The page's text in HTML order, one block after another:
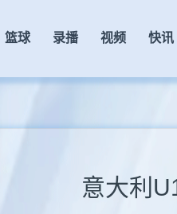
篮球 录播 视频 快讯
意大利